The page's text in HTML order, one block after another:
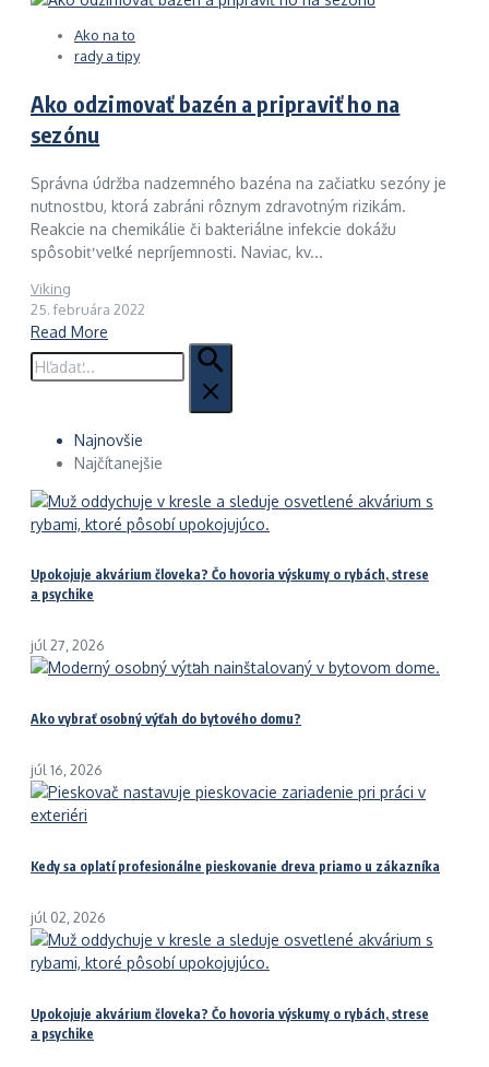
Ako na to
rady a tipy
Ako odzimovať bazén a pripraviť ho na
sezónu
Správna údržba nadzemného bazéna na začiatku sezóny je
nutnosťou, ktorá zabráni rôznym zdravotným rizikám.
Reakcie na chemikálie či bakteriálne infekcie dokážu
spôsobiť veľké nepríjemnosti. Naviac, kv...
Viking
25. februára 2022
Read More
Hľadať:
Najnovšie
Najčítanejšie
Upokojuje akvárium človeka? Čo hovoria výskumy o rybách, strese
a psychike
júl 27, 2026
Ako vybrať osobný výťah do bytového domu?
júl 16, 2026
Kedy sa oplatí profesionálne pieskovanie dreva priamo u zákazníka
júl 02, 2026
Upokojuje akvárium človeka? Čo hovoria výskumy o rybách, strese
a psychike